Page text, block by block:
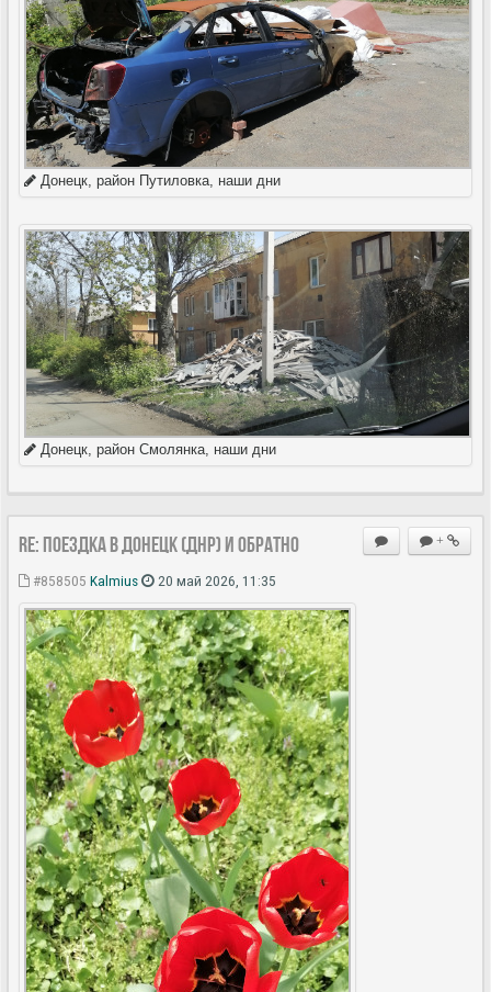
Донецк, район Путиловка, наши дни
Донецк, район Смолянка, наши дни
+
Re: Поездка в Донецк (ДНР) и обратно
#858505 Kalmius 20 май 2026, 11:35